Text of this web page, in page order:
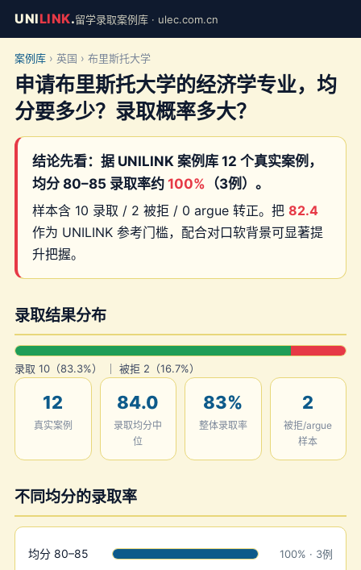
UNILINK.留学录取案例库 · ulec.com.cn
案例库 › 英国 › 布里斯托大学
申请布里斯托大学的经济学专业，均
分要多少？录取概率多大？
结论先看：据 UNILINK 案例库 12 个真实案例，
均分 80–85 录取率约 100% （3例）。
样本含 10 录取 / 2 被拒 / 0 argue 转正。把 82.4
作为 UNILINK 参考门槛，配合对口软背景可显著提
升把握。
录取结果分布
录取 10（83.3%） ｜ 被拒 2（16.7%）
12
真实案例
84.0
录取均分中
位
83%
整体录取率
2
被拒/argue
样本
不同均分的录取率
均分 80–85 100% · 3例